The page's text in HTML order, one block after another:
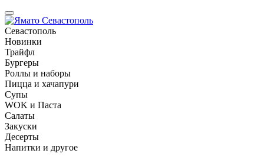
Севастополь
Новинки
Трайфл
Бургеры
Роллы и наборы
Пицца и хачапури
Супы
WOK и Паста
Салаты
Закуски
Десерты
Напитки и другое